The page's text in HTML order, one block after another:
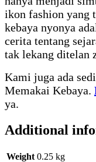
ikon fashion yang
kebaya nyonya
cerita tentang
tak lekang ditelan
Kami juga ada
Memakai Kebaya.
ya.
Additional
Weight 0.25 kg